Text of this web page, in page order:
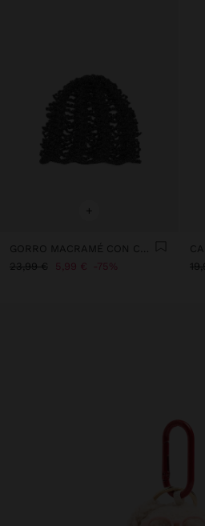
+
GORRO MACRAMÉ CON CUENTAS
23,99 €
5,99 € 75%